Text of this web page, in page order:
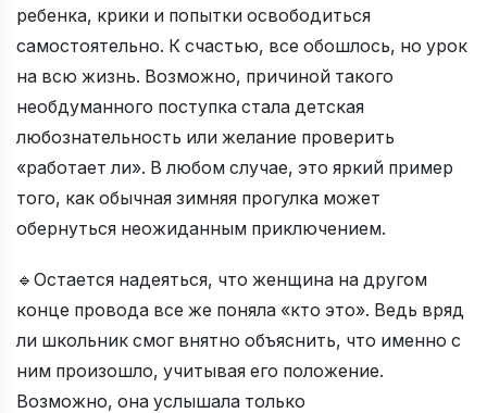
ребенка, крики и попытки освободиться
самостоятельно. К счастью, все обошлось, но урок
на всю жизнь. Возможно, причиной такого
необдуманного поступка стала детская
любознательность или желание проверить
«работает ли». В любом случае, это яркий пример
того, как обычная зимняя прогулка может
обернуться неожиданным приключением.
🔹Остается надеяться, что женщина на другом
конце провода все же поняла «кто это». Ведь вряд
ли школьник смог внятно объяснить, что именно с
ним произошло, учитывая его положение.
Возможно, она услышала только